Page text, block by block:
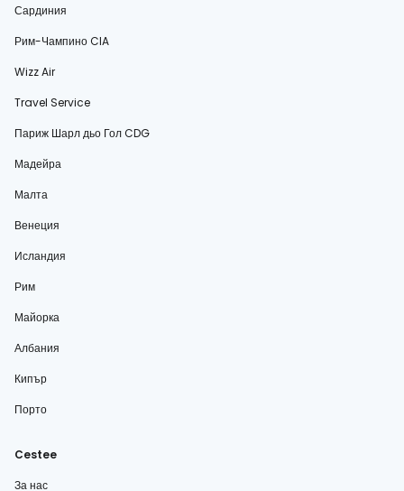
Сардиния
Рим-Чампино CIA
Wizz Air
Travel Service
Париж Шарл дьо Гол CDG
Мадейра
Малта
Венеция
Исландия
Рим
Майорка
Албания
Кипър
Порто
Cestee
За нас